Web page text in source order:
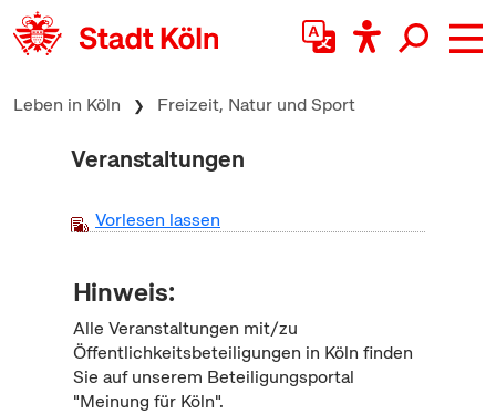
zum Inhalt springen
Leben in Köln Freizeit, Natur und Sport
Veranstaltungen
Vorlesen lassen
Hinweis:
Alle Veranstaltungen mit/zu
Öffentlichkeitsbeteiligungen in Köln finden
Sie auf unserem Beteiligungsportal
"Meinung für Köln".